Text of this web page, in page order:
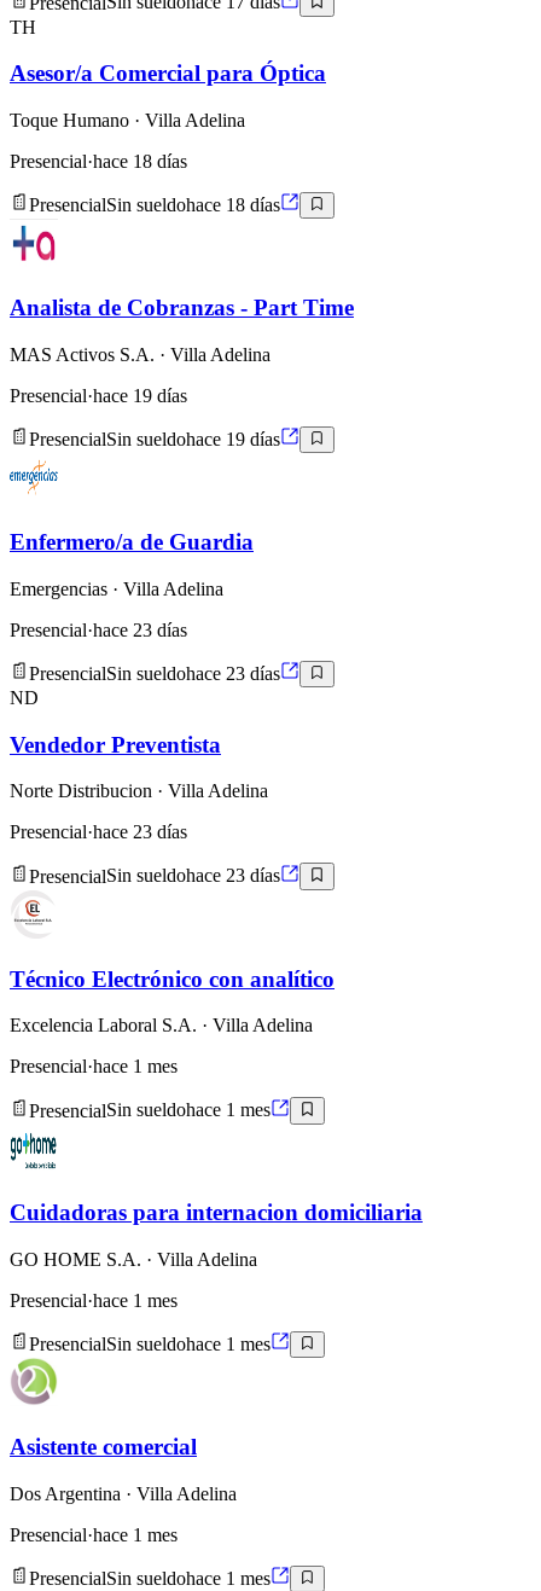
TH
Asesor/a Comercial para Óptica
Toque Humano · Villa Adelina
Presencial·hace 18 días
PresencialSin sueldohace 18 días
Analista de Cobranzas - Part Time
MAS Activos S.A. · Villa Adelina
Presencial·hace 19 días
PresencialSin sueldohace 19 días
Enfermero/a de Guardia
Emergencias · Villa Adelina
Presencial·hace 23 días
PresencialSin sueldohace 23 días
ND
Vendedor Preventista
Norte Distribucion · Villa Adelina
Presencial·hace 23 días
PresencialSin sueldohace 23 días
Técnico Electrónico con analítico
Excelencia Laboral S.A. · Villa Adelina
Presencial·hace 1 mes
PresencialSin sueldohace 1 mes
Cuidadoras para internacion domiciliaria
GO HOME S.A. · Villa Adelina
Presencial·hace 1 mes
PresencialSin sueldohace 1 mes
Asistente comercial
Dos Argentina · Villa Adelina
Presencial·hace 1 mes
PresencialSin sueldohace 1 mes